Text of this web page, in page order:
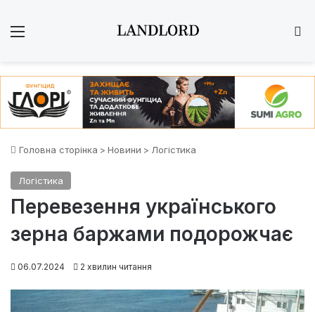
Головна сторінка > Новини > Логістика
Логістика
Перевезення українського
зерна баржами подорожчає
06.07.2024 2 хвилин читання